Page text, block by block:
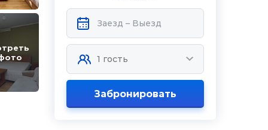
Забронировать